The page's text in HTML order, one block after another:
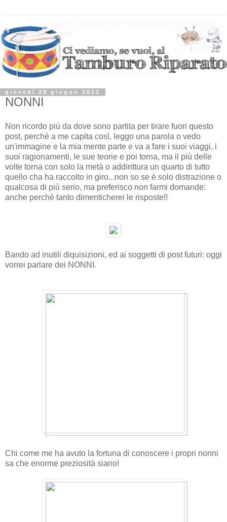
giovedì 28 giugno 2012
NONNI
Non ricordo più da dove sono partita per tirare fuori questo
post, perchè a me capita così, leggo una parola o vedo
un'immagine e la mia mente parte e va a fare i suoi viaggi, i
suoi ragionamenti, le sue teorie e poi torna, ma il più delle
volte torna con solo la metà o addirittura un quarto di tutto
quello cha ha raccolto in giro...non so se è solo distrazione o
qualcosa di più serio, ma preferisco non farmi domande:
anche perchè tanto dimenticherei le risposte!!
Bando ad inutili diquisizioni, ed ai soggetti di post futuri: oggi
vorrei parlare dei NONNI.
Chi come me ha avuto la fortuna di conoscere i propri nonni
sa che enorme preziosità siano!